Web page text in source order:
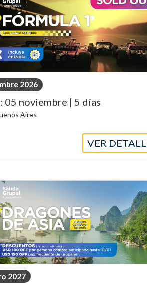
2026
05 noviembre | 5 días
Aires
VER
2027